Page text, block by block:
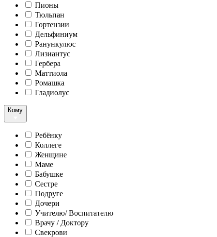
Пионы
Тюльпан
Гортензии
Дельфиниум
Ранункулюс
Лизиантус
Гербера
Маттиола
Ромашка
Гладиолус
Кому
Ребёнку
Коллеге
Женщине
Маме
Бабушке
Сестре
Подруге
Дочери
Учителю/ Воспитателю
Врачу / Доктору
Свекрови